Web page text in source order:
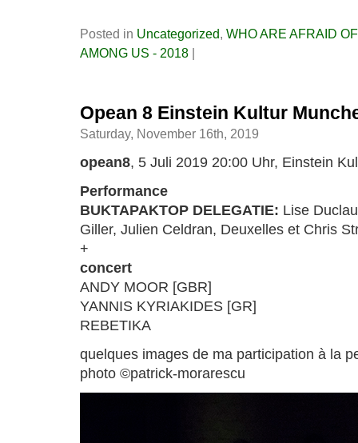
Posted in Uncategorized, WHO ARE AFRAID
AMONG US - 2018 |
Opean 8 Einstein Kultur
Saturday, November 16th, 2019
opean8, 5 Juli 2019 20:00 Uhr, Einstein
Performance
BUKTAPAKTOP DELEGATIE: Lise
Giller, Julien Celdran, Deuxelles et Chris
+
concert
ANDY MOOR [GBR]
YANNIS KYRIAKIDES [GR]
REBETIKA
quelques images de ma participation à la
photo ©patrick-morarescu